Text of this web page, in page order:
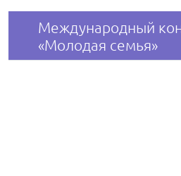
Международный
«Молодая семья»